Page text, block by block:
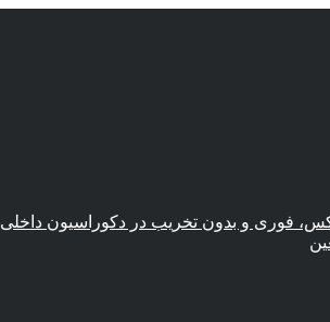
فوری و بدون تخریب در دکوراسیون داخلی